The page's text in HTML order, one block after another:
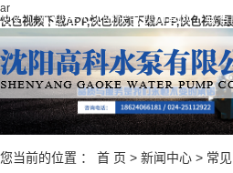
ar
快色视频下载APP,快色视频下载APP,快色视频
您好！欢迎进入沈阳快色视频官网下载
您当前的位置 ： 首 页 > 新闻中心 > 常